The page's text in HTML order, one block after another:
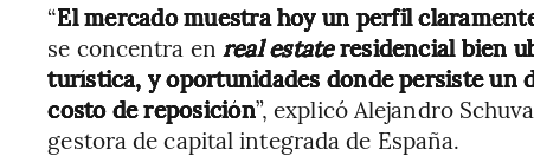
“El mercado muestra hoy un perfil
se concentra en real estateresidencial bien
turística, y oportunidades donde persiste un
costo de reposición”, explicó Alejandro
gestora de capital integrada de España.